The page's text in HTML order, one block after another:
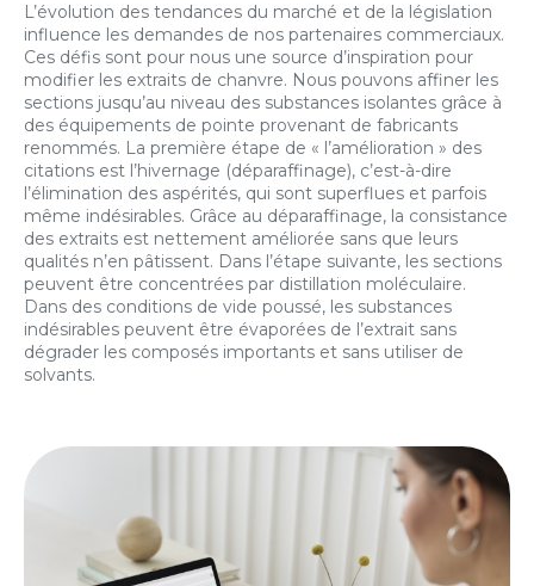
L’évolution des tendances du marché et de la législation
influence les demandes de nos partenaires commerciaux.
Ces défis sont pour nous une source d’inspiration pour
modifier les extraits de chanvre. Nous pouvons affiner les
sections jusqu’au niveau des substances isolantes grâce à
des équipements de pointe provenant de fabricants
renommés. La première étape de « l’amélioration » des
citations est l’hivernage (déparaffinage), c’est-à-dire
l’élimination des aspérités, qui sont superflues et parfois
même indésirables. Grâce au déparaffinage, la consistance
des extraits est nettement améliorée sans que leurs
qualités n’en pâtissent. Dans l’étape suivante, les sections
peuvent être concentrées par distillation moléculaire.
Dans des conditions de vide poussé, les substances
indésirables peuvent être évaporées de l’extrait sans
dégrader les composés importants et sans utiliser de
solvants.